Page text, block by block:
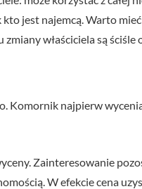
jest najemcą. Warto mieć
właściciela są ściśle
Komornik najpierw
Zainteresowanie
W efekcie cena